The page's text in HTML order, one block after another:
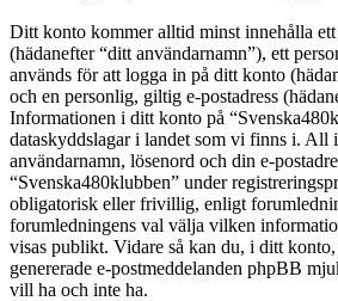
Ditt konto kommer alltid minst innehålla
(hädanefter “ditt användarnamn”), ett
används för att logga in på ditt konto
och en personlig, giltig e-postadress
Informationen i ditt konto på
dataskyddslagar i landet som vi finns i. All
användarnamn, lösenord och din e-
“Svenska480klubben” under
obligatorisk eller frivillig, enligt
forumledningens val välja vilken
visas publikt. Vidare så kan du, i ditt
genererade e-postmeddelanden phpBB
vill ha och inte ha.